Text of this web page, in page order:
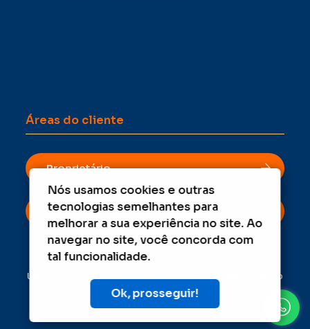
Áreas do cliente
Proprietário
Inquilino
Um projeto Robustcrm.io
Nós usamos cookies e outras
tecnologias semelhantes para
melhorar a sua experiência no site. Ao
navegar no site, você concorda com
tal funcionalidade.
Ok, prosseguir!